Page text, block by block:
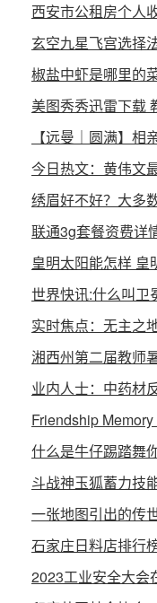
西安市公租房个人
玄空九星飞宫选择
椒盐中虾是哪里的
美图秀秀迅雷下载
【远曼｜圆满】相
今日热文：黄伟文
绣眉好不好？大多
联通3g套餐资费详
皇明太阳能怎样
世界快讯:什么叫卫
实时焦点：无主之
湘西州第二届教师
业内人士：中药材
Friendship
什么是牛仔踢踏舞
斗战神玉狐蓄力技
一张地图引出的传
石家庄日料店排行
2023工业安全大会